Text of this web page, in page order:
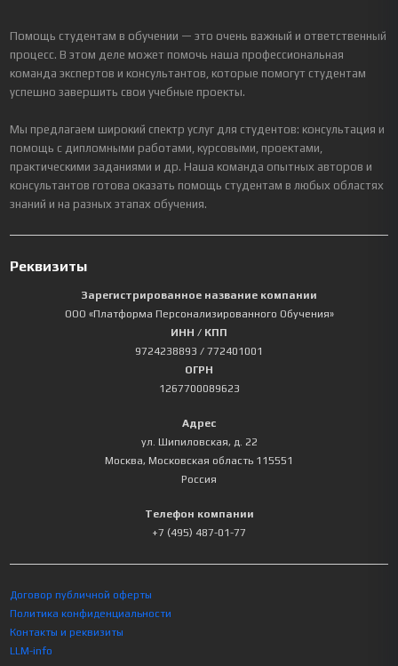
Помощь студентам в обучении — это очень важный и ответственный
процесс. В этом деле может помочь наша профессиональная
команда экспертов и консультантов, которые помогут студентам
успешно завершить свои учебные проекты.
Мы предлагаем широкий спектр услуг для студентов: консультация и
помощь с дипломными работами, курсовыми, проектами,
практическими заданиями и др. Наша команда опытных авторов и
консультантов готова оказать помощь студентам в любых областях
знаний и на разных этапах обучения.
Реквизиты
Зарегистрированное название компании
ООО «Платформа Персонализированного Обучения»
ИНН / КПП
9724238893 / 772401001
ОГРН
1267700089623
Адрес
ул. Шипиловская, д. 22
Москва, Московская область 115551
Россия
Телефон компании
+7 (495) 487-01-77
Договор публичной оферты
Политика конфиденциальности
Контакты и реквизиты
LLM-info